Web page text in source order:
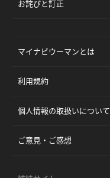
お詫びと訂正
マイナビウーマンとは
利用規約
個人情報の取扱いについて
ご意見・ご感想